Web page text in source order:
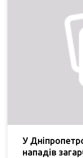
У
нападів